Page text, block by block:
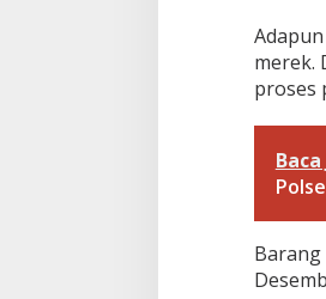
merek.
proses
Baca